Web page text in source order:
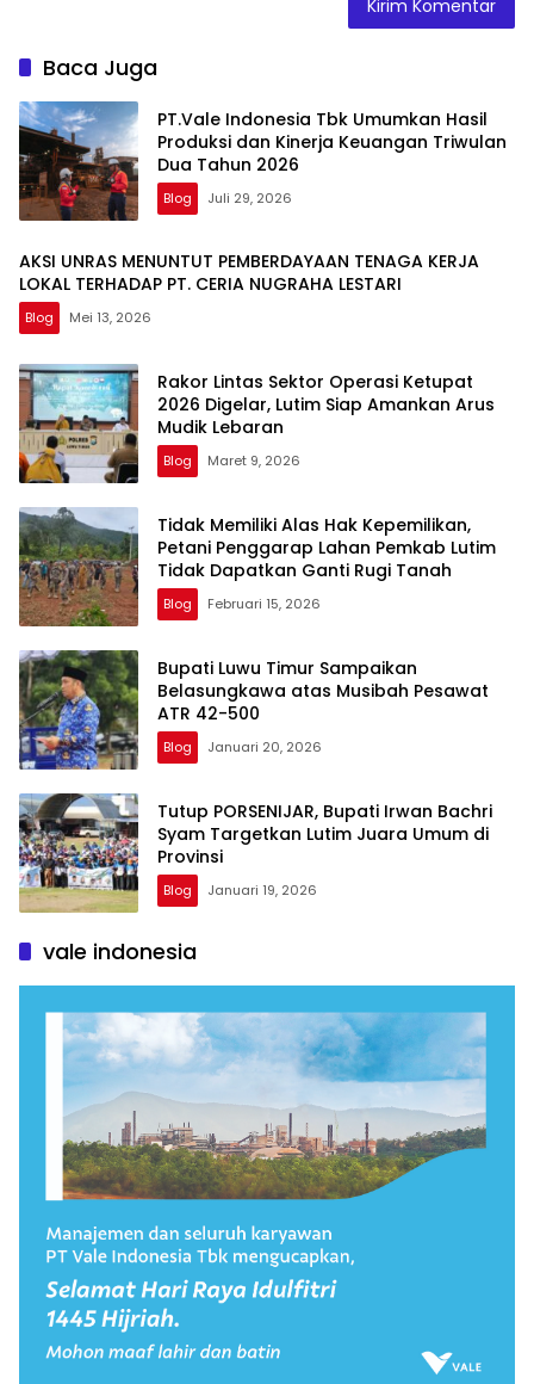
Baca Juga
PT.Vale Indonesia Tbk Umumkan Hasil
Produksi dan Kinerja Keuangan Triwulan
Dua Tahun 2026
Blog Juli 29, 2026
AKSI UNRAS MENUNTUT PEMBERDAYAAN TENAGA KERJA
LOKAL TERHADAP PT. CERIA NUGRAHA LESTARI
Blog Mei 13, 2026
Rakor Lintas Sektor Operasi Ketupat
2026 Digelar, Lutim Siap Amankan Arus
Mudik Lebaran
Blog Maret 9, 2026
Tidak Memiliki Alas Hak Kepemilikan,
Petani Penggarap Lahan Pemkab Lutim
Tidak Dapatkan Ganti Rugi Tanah
Blog Februari 15, 2026
Bupati Luwu Timur Sampaikan
Belasungkawa atas Musibah Pesawat
ATR 42-500
Blog Januari 20, 2026
Tutup PORSENIJAR, Bupati Irwan Bachri
Syam Targetkan Lutim Juara Umum di
Provinsi
Blog Januari 19, 2026
vale indonesia